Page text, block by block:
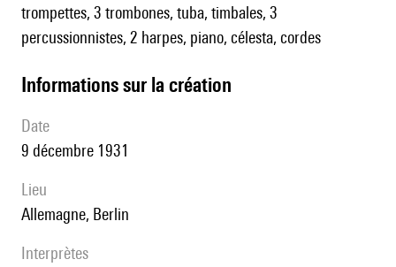
trompettes, 3 trombones, tuba, timbales, 3
percussionnistes, 2 harpes, piano, célesta, cordes
informations sur la création
date
9 décembre 1931
lieu
Allemagne, Berlin
interprètes